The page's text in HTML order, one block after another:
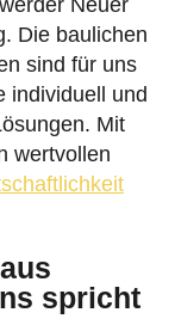
Neuer
Die baulichen
sind für uns
individuell und
Mit
wertvollen
spricht